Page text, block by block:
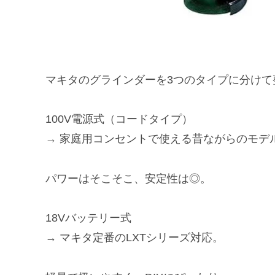
マキタのグラインダーを3つのタイプに分けて
100V電源式（コードタイプ）
→ 家庭用コンセントで使える昔ながらのモデ
パワーはそこそこ、安定性は◎。
18Vバッテリー式
→ マキタ 定番のLXTシリーズ対応。